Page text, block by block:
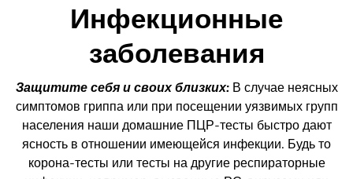
Инфекционные
заболевания
Защитите себя и своих близких:В случае неясных
симптомов гриппа или при посещении уязвимых групп
населения наши домашние ПЦР-тесты быстро дают
ясность в отношении имеющейся инфекции. Будь то
корона-тесты или тесты на другие респираторные